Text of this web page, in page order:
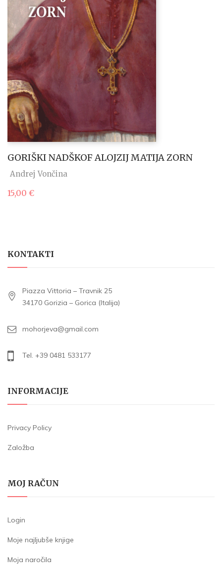
GORIŠKI NADŠKOF ALOJZIJ MATIJA ZORN
Andrej Vončina
15,00 €
KONTAKTI
Piazza Vittoria – Travnik 25
34170 Gorizia – Gorica (Italija)
mohorjeva@gmail.com
Tel. +39 0481 533177
INFORMACIJE
Privacy Policy
Založba
MOJ RAČUN
Login
Moje najljubše knjige
Moja naročila